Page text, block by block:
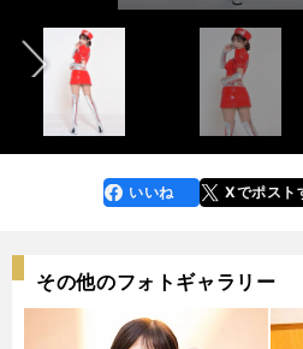
faceboo
k
いいね Xでポスト
その他のフォトギャラリー